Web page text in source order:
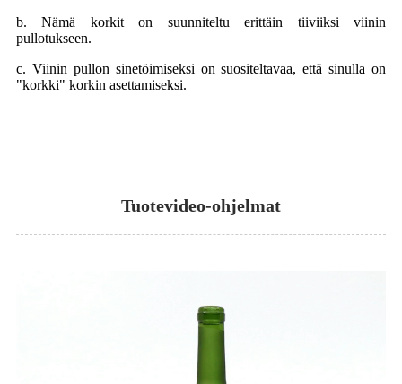
b. Nämä korkit on suunniteltu erittäin tiiviiksi viinin
pullotukseen.
c. Viinin pullon sinetöimiseksi on suositeltavaa, että sinulla on
"korkki" korkin asettamiseksi.
Tuotevideo-ohjelmat